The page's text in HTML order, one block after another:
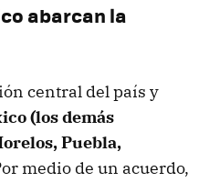
abarcan la
central del país y
(los demás
Puebla,
medio de un acuerdo,